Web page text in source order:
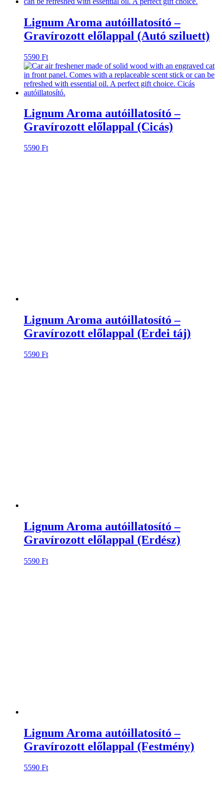
Lignum Aroma autóillatosító –
Gravírozott előlappal (Autó sziluett)
5590 Ft
Lignum Aroma autóillatosító –
Gravírozott előlappal (Cicás)
5590 Ft
Lignum Aroma autóillatosító –
Gravírozott előlappal (Erdei táj)
5590 Ft
Lignum Aroma autóillatosító –
Gravírozott előlappal (Erdész)
5590 Ft
Lignum Aroma autóillatosító –
Gravírozott előlappal (Festmény)
5590 Ft